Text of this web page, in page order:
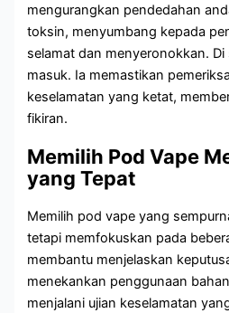
mengurangkan pendedahan
toksin, menyumbang kepada
selamat dan menyeronokkan. Di
masuk. Ia memastikan
keselamatan yang ketat,
fikiran.
Memilih Pod Vape
yang Tepat
Memilih pod vape yang
tetapi memfokuskan pada
membantu menjelaskan
menekankan penggunaan
menjalani ujian keselamatan